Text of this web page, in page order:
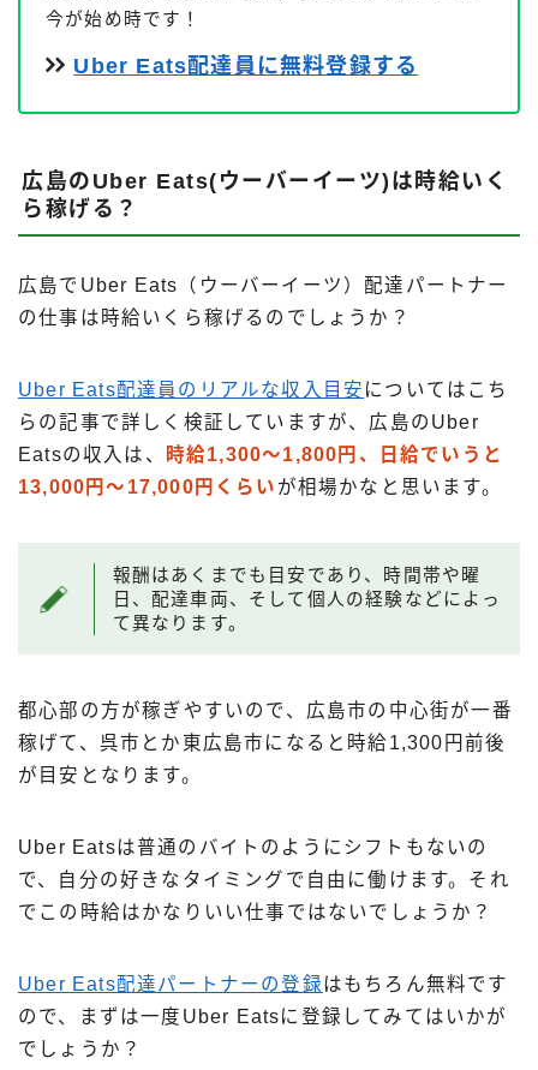
今が始め時です！
Uber Eats配達員に無料登録する
広島のUber Eats(ウーバーイーツ)は時給いく
ら稼げる？
広島でUber Eats（ウーバーイーツ）配達パートナー
の仕事は時給いくら稼げるのでしょうか？
Uber Eats配達員のリアルな収入目安 についてはこち
らの記事で詳しく検証していますが、広島のUber
Eatsの収入は、
時給1,300～1,800円、日給でいうと
13,000円～17,000円くらい が相場かなと思います。
報酬はあくまでも目安であり、時間帯や曜
日、配達車両、そして個人の経験などによっ
て異なります。
都心部の方が稼ぎやすいので、広島市の中心街が一番
稼げて、呉市とか東広島市になると時給1,300円前後
が目安となります。
Uber Eatsは普通のバイトのようにシフトもないの
で、自分の好きなタイミングで自由に働けます。それ
でこの時給はかなりいい仕事ではないでしょうか？
Uber Eats配達パートナーの登録はもちろん無料です
ので、まずは一度Uber Eatsに登録してみてはいかが
でしょうか？